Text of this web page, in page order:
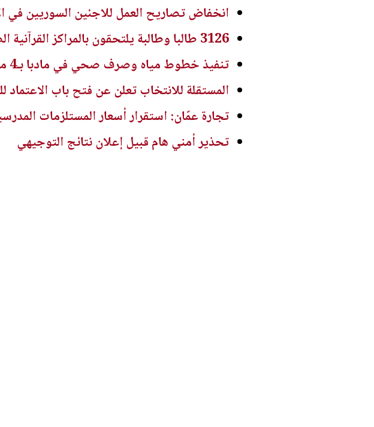
انخفاض تصاريح العمل للاجئين السوريين في الأردن 64.9% خلال النصف
3126 طالبا وطالبة يلتحقون بالمراكز القرآنية الصيفية بمحافظة معان
تنفيذ خطوط مياه وصرف صحي في مادبا بـ4 ملايين دينار خلال العام الحالي
المستقلة للانتخاب تعلن عن فتح باب الاعتماد
تجارة عمّان: استقرار أسعار المستلزمات
تحذير أمني هام قبيل إعلان نتائج التوجيهي